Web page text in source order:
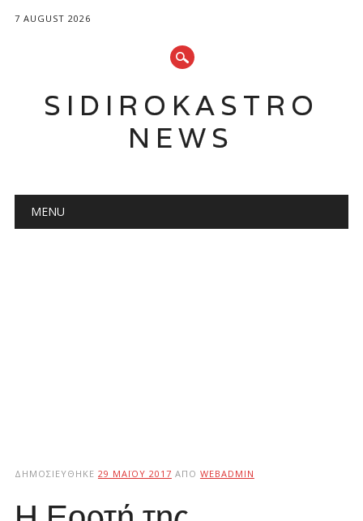
7 AUGUST 2026
SIDIROKASTRO
NEWS
Main menu
MENU
ΔΗΜΟΣΙΕΎΘΗΚΕ 29 ΜΑΪ́ΟΥ 2017 ΑΠΌ WEBADMIN